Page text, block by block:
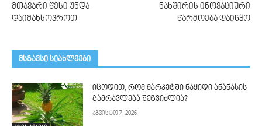
მთავარი წესი უნდა
დაიმახსოვროთ
ნახშირის ინოვაციური
წარმოება დაიწყო
მსგავსი სიახლეები
იცოდით, რომ მარკეტში ნაყიდი ანანასის
გამრავლება შეგვიძლია?
აგვისტო 7, 2026